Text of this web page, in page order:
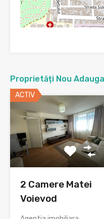
Proprietăți Nou
ACTIV
2 Camere Matei
Voievod